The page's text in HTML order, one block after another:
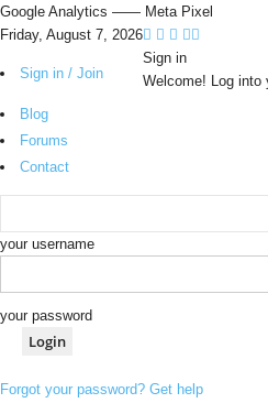
Google Analytics —— Meta Pixel
Friday, August 7, 2026
Sign in / Join
Blog
Forums
Contact
Sign in
Welcome! Log into
your username
your password
Forgot your password? Get help